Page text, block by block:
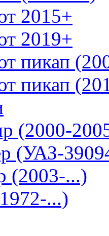
2015+
2019+
пикап
пикап
(2000-
(УАЗ-
(2003-...)
...)